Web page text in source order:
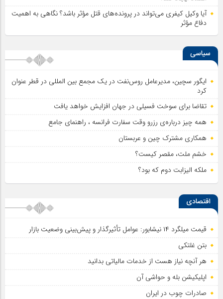
آیا وکیل کیفری می‌تواند در پرونده‌های قتل مؤثر باشد؟ نگاهی به اهمیت
دفاع مؤثر
سیاسی
ایگور سچین، مدیرعامل روس‌نفت در یک مجمع بین المللی در قطر عنوان
کرد
تقاضا برای سوخت فسیلی در جهان افزایش خواهد یافت
همه چیز درباره‌ی رزرو وقت سفارت فرانسه ، راهنمای جامع
همکاری مشترک چین و عربستان
خشم ملت، مقصر کیست؟
ملکه الیزابت دوم که بود؟
اقتصادی
قیمت میلگرد ۱۴ نیشابور: عوامل تأثیرگذار و پیش‌بینی وضعیت بازار
بتن غلتکی
هر آنچه نیاز هست از خدمات مالیاتی بدانید
اپلیکیشن بله و حواشی آن
صادرات چوب در ایران